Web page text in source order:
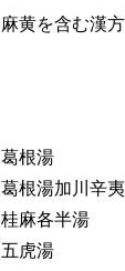
麻黄を含む漢
葛根湯
葛根湯加川辛夷
桂麻各半湯
五虎湯